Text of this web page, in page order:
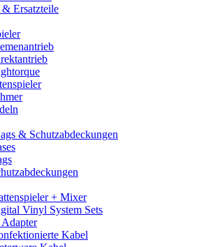
Ersatzteile
& Schutzabdeckungen
+ Mixer
Vinyl System Sets
Kabel